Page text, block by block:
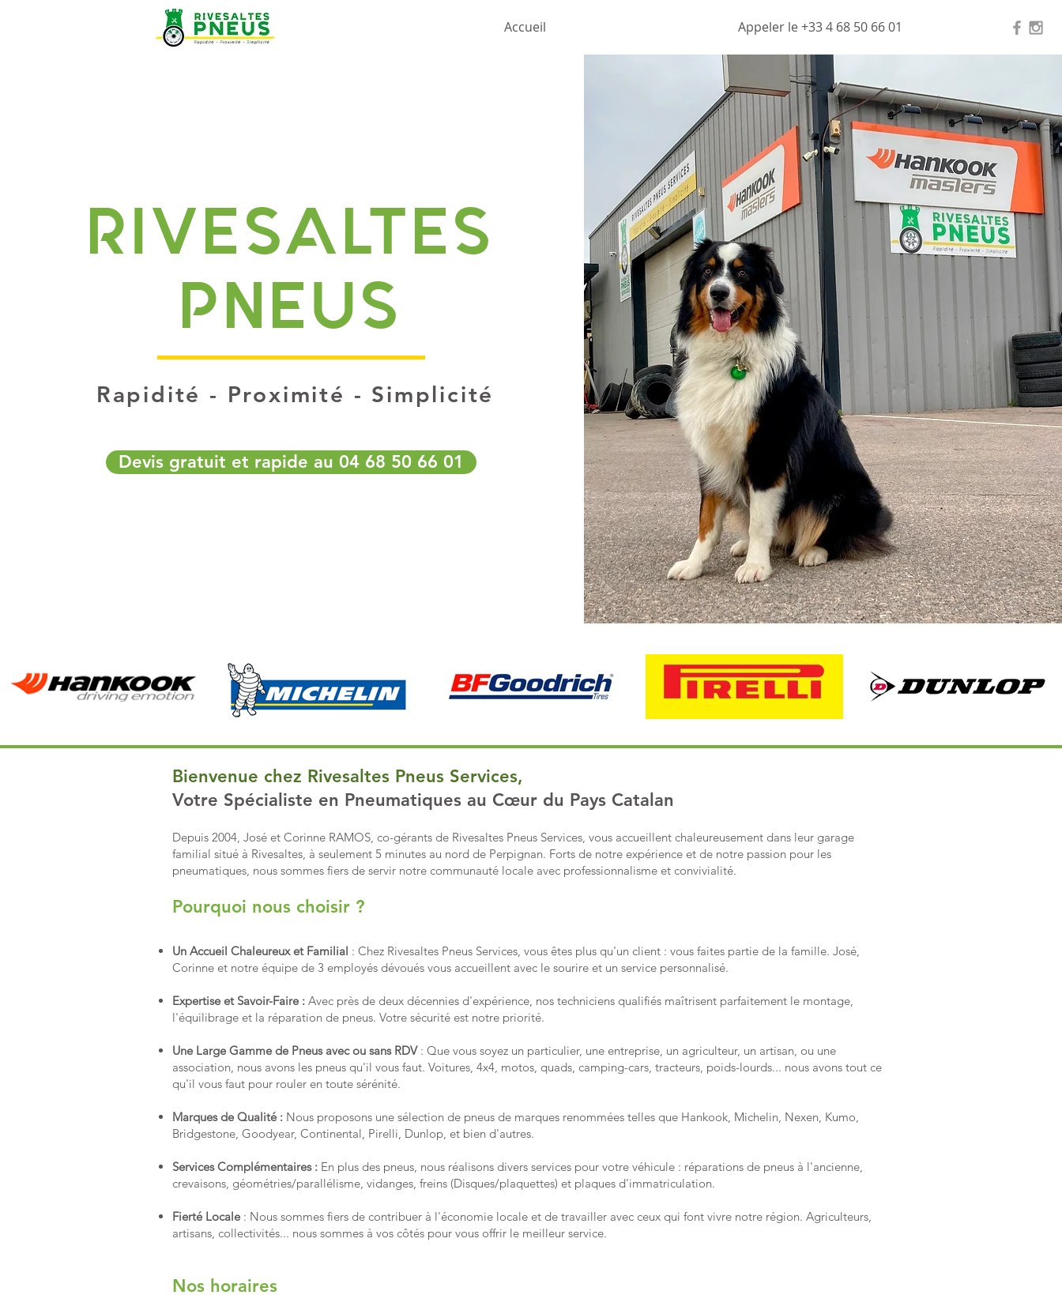
Accueil Appeler le +33 4 68 50 66 01
RIVESALTES
PNEUS
Rapidité - Proximité - Simplicité
Devis gratuit et rapide au 04 68 50 66 01
Bienvenue chez Rivesaltes Pneus Services,
Votre Spécialiste en Pneumatiques au Cœur du Pays Catalan
Depuis 2004, José et Corinne RAMOS, co-gérants de Rivesaltes Pneus Services, vous accueillent chaleureusement dans leur garage
familial situé à Rivesaltes, à seulement 5 minutes au nord de Perpignan. Forts de notre expérience et de notre passion pour les
pneumatiques, nous sommes fiers de servir notre communauté locale avec professionnalisme et convivialité.
Pourquoi nous choisir ?
Un Accueil Chaleureux et Familial : Chez Rivesaltes Pneus Services, vous êtes plus qu'un client : vous faites partie de la famille. José,
Corinne et notre équipe de 3 employés dévoués vous accueillent avec le sourire et un service personnalisé.
Expertise et Savoir-Faire : Avec près de deux décennies d'expérience, nos techniciens qualifiés maîtrisent parfaitement le montage,
l'équilibrage et la réparation de pneus. Votre sécurité est notre priorité.
Une Large Gamme de Pneus avec ou sans RDV : Que vous soyez un particulier, une entreprise, un agriculteur, un artisan, ou une
association, nous avons les pneus qu'il vous faut. Voitures, 4x4, motos, quads, camping-cars, tracteurs, poids-lourds... nous avons tout ce
qu'il vous faut pour rouler en toute sérénité. ​
Marques de Qualité : Nous proposons une sélection de pneus de marques renommées telles que Hankook, Michelin, Nexen, Kumo,
Bridgestone, Goodyear, Continental, Pirelli, Dunlop, et bien d'autres.
Services Complémentaires : En plus des pneus, nous réalisons divers services pour votre véhicule : réparations de pneus à l'ancienne,
crevaisons, géométries/parallélisme, vidanges, freins (Disques/plaquettes) et plaques d'immatriculation.
Fierté Locale : Nous sommes fiers de contribuer à l'économie locale et de travailler avec ceux qui font vivre notre région. Agriculteurs,
artisans, collectivités... nous sommes à vos côtés pour vous offrir le meilleur service.
Nos horaires